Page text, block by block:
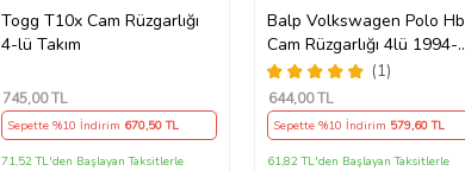
Togg T10x Cam Rüzgarlığı
4-lü Takım
745,00 TL
Sepette %10 İndirim 670,50 TL
71,52 TL'den Başlayan Taksitlerle
Balp Volkswagen Polo Hb
Cam Rüzgarlığı 4lü 1994-
2001 Arası
(1)
644,00 TL
Sepette %10 İndirim 579,60 TL
61,82 TL'den Başlayan Taksitlerle